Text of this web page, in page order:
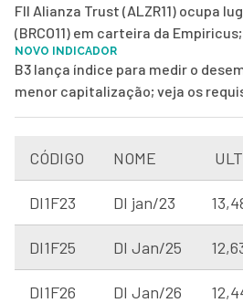
FII Alianza Trust (ALZR11) ocupa
(BRCO11) em carteira da
NOVO INDICADOR
B3 lança índice para medir o
menor capitalização; veja os
CÓDIGO NOME ULT
DI1F23 DI jan/23
DI1F25 DI Jan/25
DI1F26 DI Jan/26